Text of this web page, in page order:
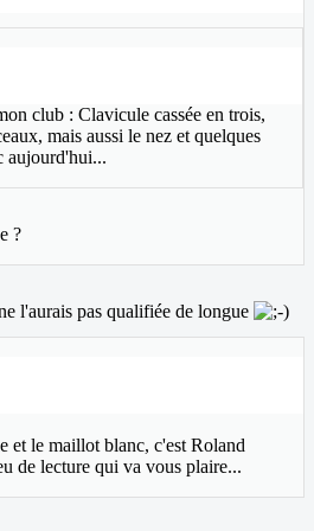
club : Clavicule cassée en trois,
mais aussi le nez et quelques
aujourd'hui...
?
l'aurais pas qualifiée de longue
et le maillot blanc, c'est Roland
de lecture qui va vous plaire...